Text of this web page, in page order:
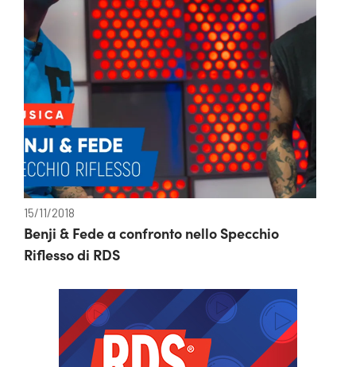
15/11/2018
Benji & Fede a confronto nello Specchio
Riflesso di RDS